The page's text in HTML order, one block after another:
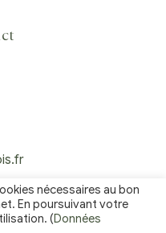
nécessaires au bon
En poursuivant votre
(Données